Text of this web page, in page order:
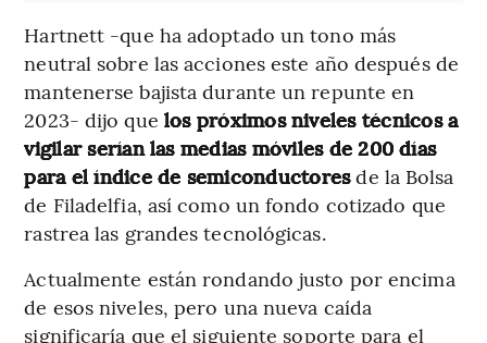
Hartnett -que ha adoptado un tono más
neutral sobre las acciones este año después de
mantenerse bajista durante un repunte en
2023- dijo que los próximos niveles técnicos a
vigilar serían las medias móviles de 200 días
para el índice de semiconductoresde la Bolsa
de Filadelfia, así como un fondo cotizado que
rastrea las grandes tecnológicas.
Actualmente están rondando justo por encima
de esos niveles, pero una nueva caída
significaría que el siguiente soporte para el